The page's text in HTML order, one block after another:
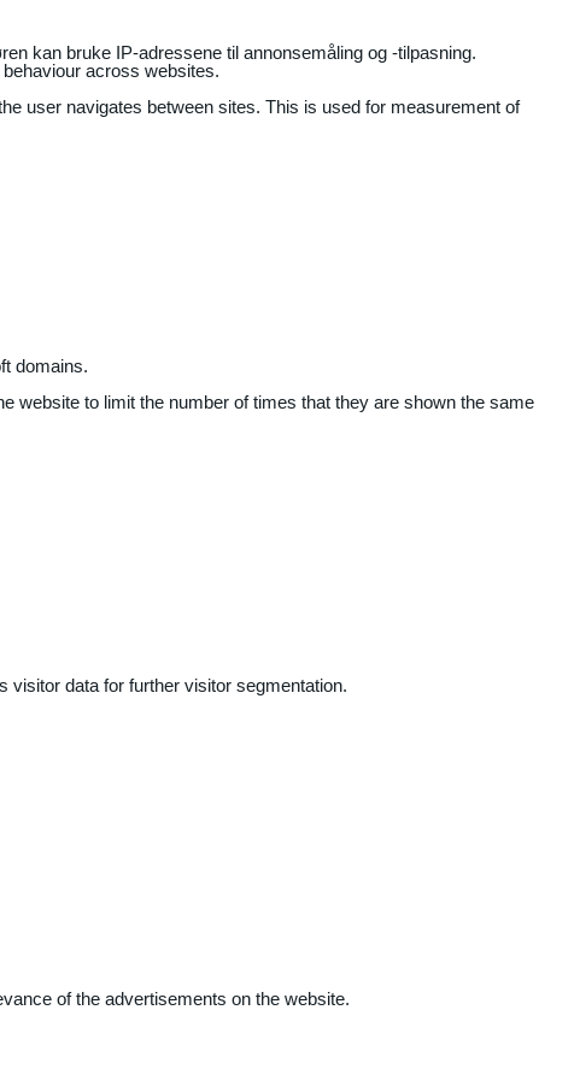
kan bruke IP-adressene til annonsemåling og -tilpasning.
across websites.
user navigates between sites. This is used for measurement of
domains.
website to limit the number of times that they are shown the same
visitor data for further visitor segmentation.
of the advertisements on the website.